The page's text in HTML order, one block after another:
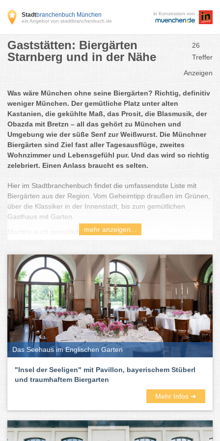
Stadtbranchenbuch München
ein Angebot von stadtbranchenbuch.de
in Konzession von
Gaststätten: Biergärten
Starnberg und in der Nähe
26
Treffer
Anzeigen
Was wäre München ohne seine Biergärten? Richtig, definitiv
weniger München. Der gemütliche Platz unter alten
Kastanien, die gekühlte Maß, das Prosit, die Blasmusik, der
Obazda mit Bretzn – all das gehört zu München und
Umgebung wie der süße Senf zur Weißwurst. Die Münchner
Biergärten sind Ziel fast aller Tagesausflüge, zweites
Wohnzimmer und Lebensgefühl pur. Und das wird so richtig
zelebriert. Einen Anlass braucht es selten.
Hier im Stadtbranchenbuch findet die umfassendste Liste mit
Biergärten aus der Region. Vom Geheimtipp draußen im Grünen,
über die Klassiker in der Innenstadt, bis zum gemütlichen
Gasthaus mit Garten.
Macht’s euch gemütlich und Prost!
Wissen für den Biergarten-Plausch: Die
Geburtsstunde der Biergärten in
München
Vor über 200 Jahren wurde Bier nur in den Wintermonaten (bis in
den März – darum Märzenbier) gebraut und über den Sommer in
mehr anzeigen...
Das Seehaus im Englischen Garten
"Insel der Seeligen" mit Pavillon, bayerischem Stüberl
und traumhaftem Biergarten
Mehr Infos ➜